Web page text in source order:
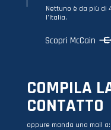
Nettuno è da più di
l’Italia.
Scopri McCain
COMPILA
CONTATTO
oppure manda una mail a: